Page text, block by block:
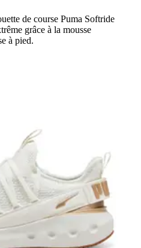
de course Puma Softride
grâce à la mousse
à pied.